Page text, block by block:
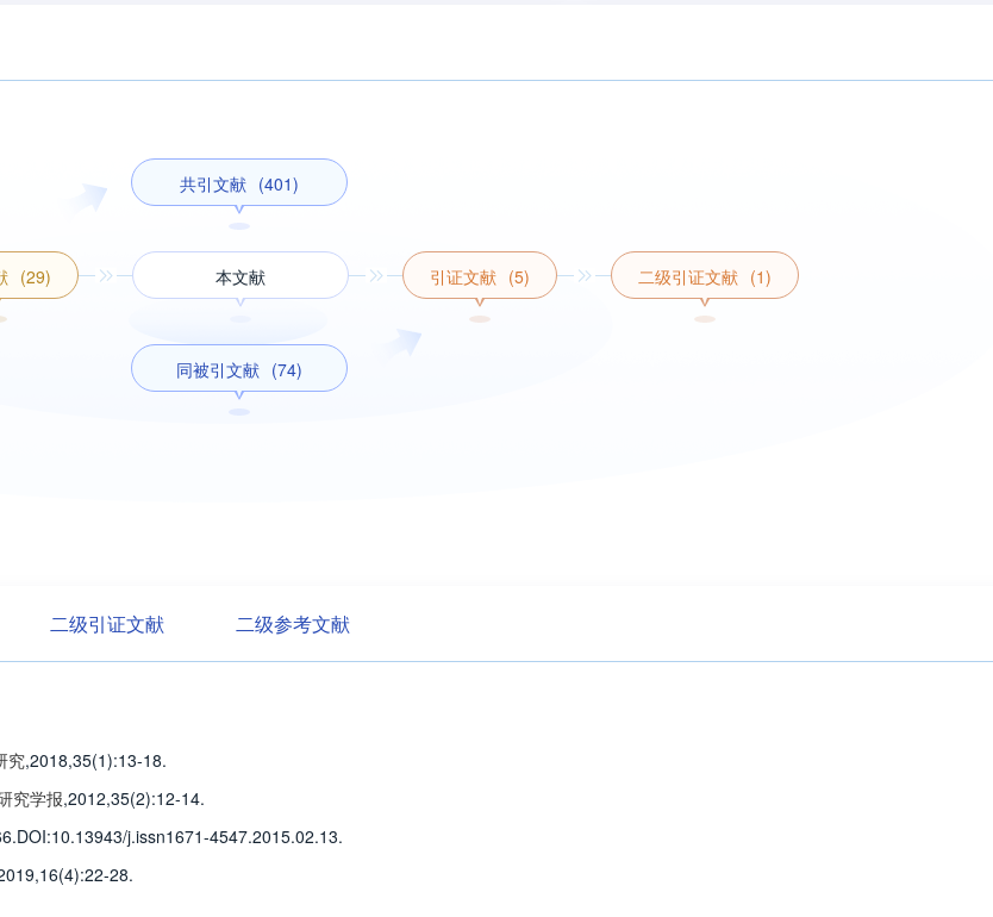
(29)
共引文献 (401)
本文献
同被引文献 (74)
引证文献 (5) 二级引证文献 (1)
二级引证文献 二级参考文献
究,2018,35(1):13-18.
究学报,2012,35(2):12-14.
.DOI:10.13943/j.issn1671-4547.2015.02.13.
:22-28.